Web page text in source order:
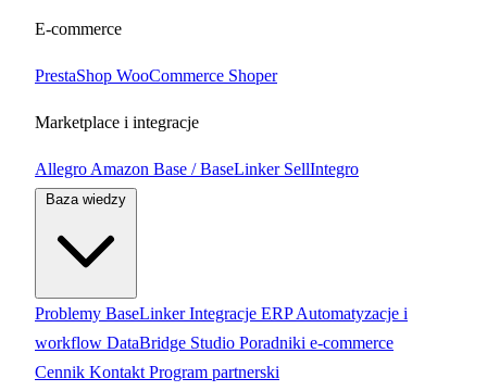
E-commerce
PrestaShop WooCommerce Shoper
Marketplace i integracje
Allegro Amazon Base / BaseLinker SellIntegro
Problemy BaseLinkerIntegracje ERPAutomatyzacje i
workflow DataBridge Studio Poradniki e-commerce
Cennik Kontakt Program partnerski